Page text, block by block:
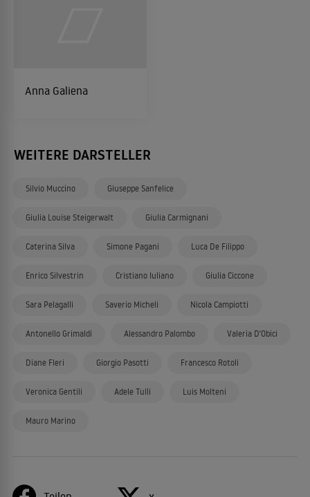
Anna Galiena
WEITERE DARSTELLER
Silvio Muccino Giuseppe Sanfelice
Giulia Louise Steigerwalt Giulia Carmignani
Caterina Silva Simone Pagani Luca De Filippo
Enrico Silvestrin Cristiano Iuliano Giulia Ciccone
Sara Pelagalli Saverio Micheli Nicola Campiotti
Antonello Grimaldi Alessandro Palombo Valeria D'Obici
Diane Fleri Giorgio Pasotti Francesco Rotoli
Veronica Gentili Adele Tulli Luis Molteni
Mauro Marino